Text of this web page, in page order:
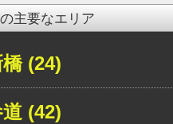
主要なエリア
(24)
(42)